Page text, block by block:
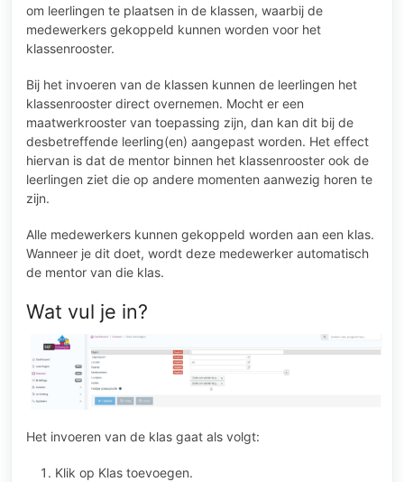
om leerlingen te plaatsen in de klassen, waarbij de
medewerkers gekoppeld kunnen worden voor het
klassenrooster.
Bij het invoeren van de klassen kunnen de leerlingen het
klassenrooster direct overnemen. Mocht er een
maatwerkrooster van toepassing zijn, dan kan dit bij de
desbetreffende leerling(en) aangepast worden. Het effect
hiervan is dat de mentor binnen het klassenrooster ook de
leerlingen ziet die op andere momenten aanwezig horen te
zijn.
Alle medewerkers kunnen gekoppeld worden aan een klas.
Wanneer je dit doet, wordt deze medewerker automatisch
de mentor van die klas.
Wat vul je in?
Het invoeren van de klas gaat als volgt:
Klik op Klas toevoegen.